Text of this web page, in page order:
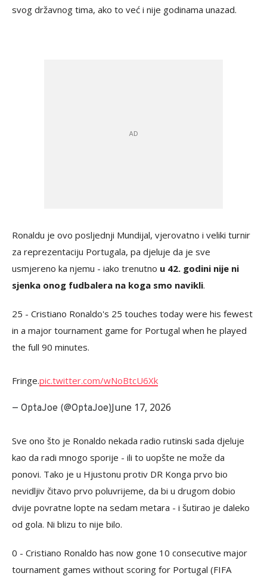
svog državnog tima, ako to već i nije godinama unazad.
Ronaldu je ovo posljednji Mundijal, vjerovatno i veliki turnir
za reprezentaciju Portugala, pa djeluje da je sve
usmjereno ka njemu - iako trenutno u 42. godini nije ni
sjenka onog fudbalera na koga smo navikli.
25 - Cristiano Ronaldo's 25 touches today were his fewest
in a major tournament game for Portugal when he played
the full 90 minutes.
Fringe.pic.twitter.com/wNoBtcU6Xk
— OptaJoe (@OptaJoe)June 17, 2026
Sve ono što je Ronaldo nekada radio rutinski sada djeluje
kao da radi mnogo sporije - ili to uopšte ne može da
ponovi. Tako je u Hjustonu protiv DR Konga prvo bio
nevidljiv čitavo prvo poluvrijeme, da bi u drugom dobio
dvije povratne lopte na sedam metara - i šutirao je daleko
od gola. Ni blizu to nije bilo.
0 - Cristiano Ronaldo has now gone 10 consecutive major
tournament games without scoring for Portugal (FIFA